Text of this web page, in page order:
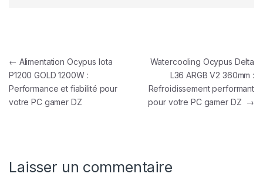
Navigation de l’article
← Alimentation Ocypus Iota
P1200 GOLD 1200W :
Performance et fiabilité pour
votre PC gamer DZ
Watercooling Ocypus Delta
L36 ARGB V2 360mm :
Refroidissement performant
pour votre PC gamer DZ →
Laisser un commentaire